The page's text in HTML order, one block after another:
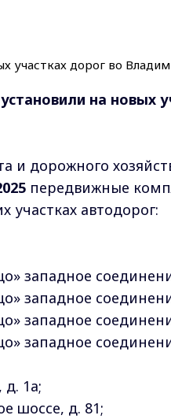
на новых
и дорожного
передвижные
автодорог:
западное
западное
западное
западное
1а;
шоссе, д. 81;